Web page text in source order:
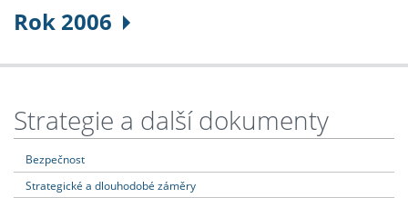
Rok 2006
Strategie a další dokumenty
Bezpečnost
Strategické a dlouhodobé záměry